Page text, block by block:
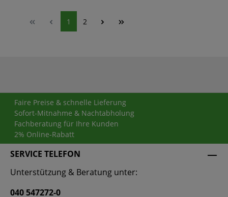
1 2
Faire Preise & schnelle Lieferung
Sofort-Mitnahme & Nachtabholung
Fachberatung für Ihre Kunden
2% Online-Rabatt
SERVICE TELEFON
Unterstützung & Beratung unter:
040 547272-0